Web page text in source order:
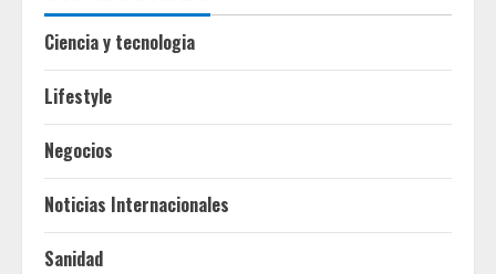
Ciencia y tecnologia
Lifestyle
Negocios
Noticias Internacionales
Sanidad